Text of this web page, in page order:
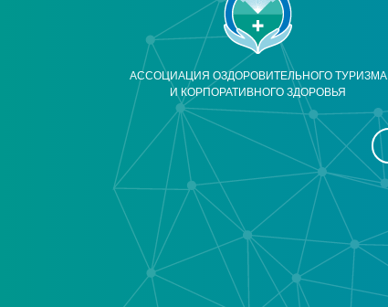
АССОЦИАЦИЯ ОЗДОРОВИТЕЛЬНОГО ТУРИЗМА
И КОРПОРАТИВНОГО ЗДОРОВЬЯ